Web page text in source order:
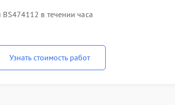
в течении часа
Узнать стоимость работ